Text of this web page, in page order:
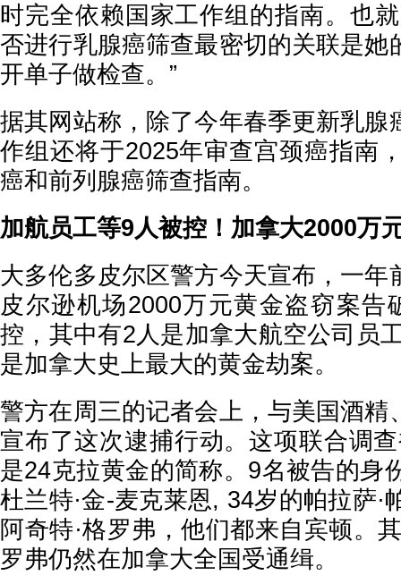
时完全依赖国家工作组的指南。也
否进行乳腺癌筛查最密切的关联是她
开单子做检查。”
据其网站称，除了今年春季更新乳腺
作组还将于2025年审查宫颈癌指南
癌和前列腺癌筛查指南。
加航员工等9人被控！加拿大2000万
大多伦多皮尔区警方今天宣布，一年
皮尔逊机场2000万元黄金盗窃案告
控，其中有2人是加拿大航空公司员
是加拿大史上最大的黄金劫案。
警方在周三的记者会上，与美国酒精
宣布了这次逮捕行动。这项联合调查
是24克拉黄金的简称。9名被告的身
杜兰特·金-麦克莱恩, 34岁的帕拉萨·
阿奇特·格罗弗，他们都来自宾顿。
罗弗仍然在加拿大全国受通缉。